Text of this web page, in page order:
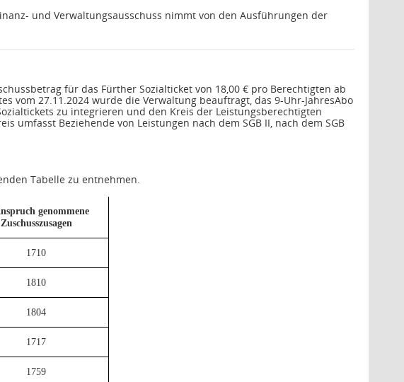
und Verwaltungsausschuss nimmt von den Ausführungen der
für das Fürther Sozialticket von 18,00 € pro Berechtigten ab
vom 27.11.2024 wurde die Verwaltung beauftragt, das 9-Uhr-JahresAbo
zu integrieren und den Kreis der Leistungsberechtigten
umfasst Beziehende von Leistungen nach dem SGB II, nach dem SGB
Tabelle zu entnehmen.
genommene
Zuschusszusagen
1710
1810
1804
1717
1759